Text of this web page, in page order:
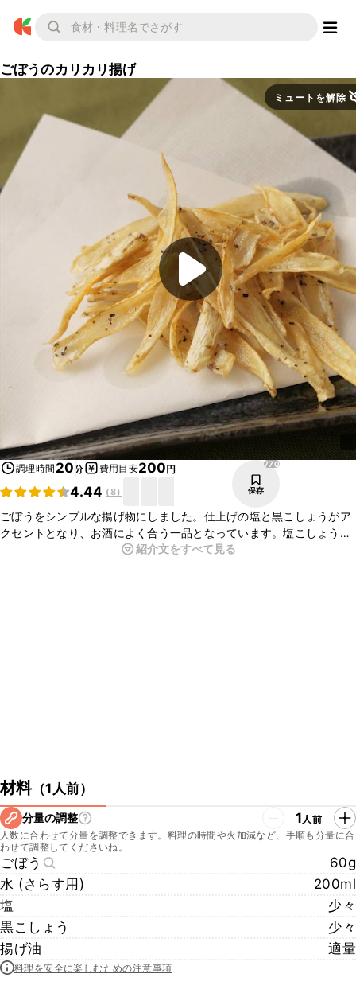
ごぼうのカリカリ揚げ
ミュートを解除
調理時間 20分 費用目安200円
4.44 (8)
770
保存
ごぼうをシンプルな揚げ物にしました。仕上げの塩と黒こしょうがア
クセントとなり、お酒によく合う一品となっています。塩こしょうの
他に、コンソメや唐揚げ粉を使ってバリエーションを増やしてみるの
紹介文をすべて見る
材料（1人前）
分量の調整 1人前
人数に合わせて分量を調整できます。料理の時間や火加減など、手順も分量に合
わせて調整してくださいね。
ごぼう
60g
水 (さらす用)
200ml
塩
少々
黒こしょう
少々
揚げ油
適量
料理を安全に楽しむための注意事項